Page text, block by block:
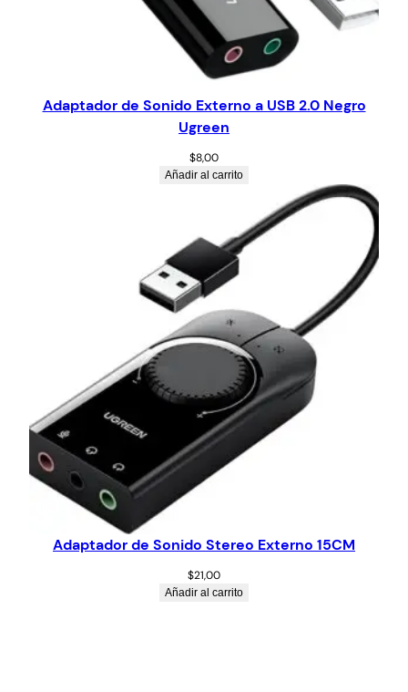
Adaptador de Sonido Externo a USB 2.0 Negro
Ugreen
$8,00
Añadir al carrito
Adaptador de Sonido Stereo Externo 15CM
$21,00
Añadir al carrito